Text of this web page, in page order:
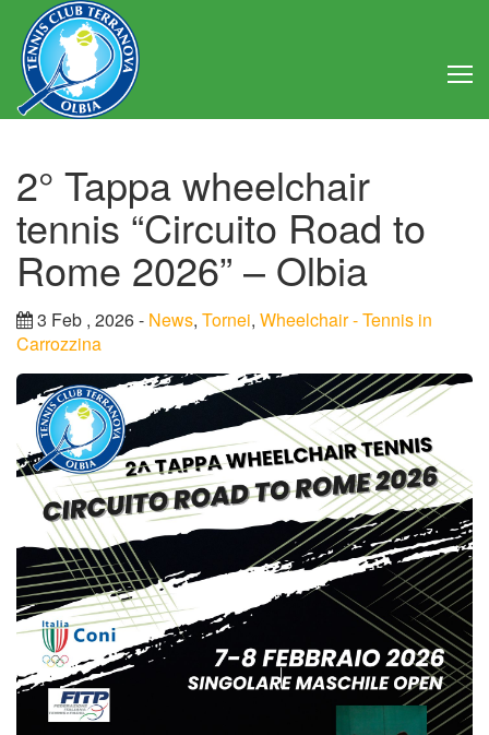
Club
Consiglio Direttivo
Statuto
Attività
Struttura
Tornei
Wheelchair
News
Rassegna Stampa
2° Tappa wheelchair
tennis “Circuito Road to
Rome 2026” – Olbia
3 Feb , 2026 - News, Tornei, Wheelchair - Tennis in
Carrozzina